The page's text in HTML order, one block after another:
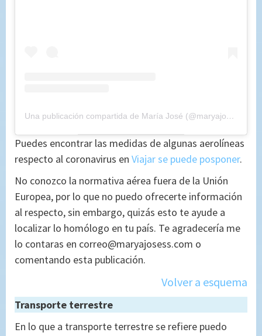
Una publicación compartida de María José (@maryajosess)
Puedes encontrar las medidas de algunas aerolíneas
respecto al coronavirus en Viajar se puede posponer.
No conozco la normativa aérea fuera de la Unión
Europea, por lo que no puedo ofrecerte información
al respecto, sin embargo, quizás esto te ayude a
localizar lo homólogo en tu país. Te agradecería me
lo contaras en correo@maryajosess.com o
comentando esta publicación.
Volver a esquema
Transporte terrestre
En lo que a transporte terrestre se refiere puedo